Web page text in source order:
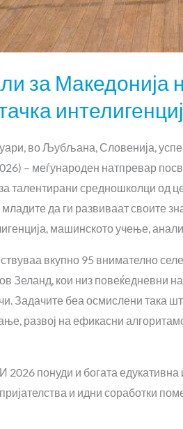
за Македонија
во Љубљана, Словенија,
– меѓународен натпревар
талентирани средношколци од
младите да ги развиваат
машинското учење,
вкупно 95 внимателно
Зеланд, кои низ повеќедневни
Задачите беа осмислени така
развој на ефикасни
понуди и богата
и идни соработки